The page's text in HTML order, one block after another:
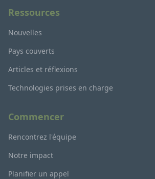
Ressources
Nouvelles
Pays couverts
Articles et réflexions
Technologies prises en charge
Commencer
Rencontrez l'équipe
Notre impact
Planifier un appel